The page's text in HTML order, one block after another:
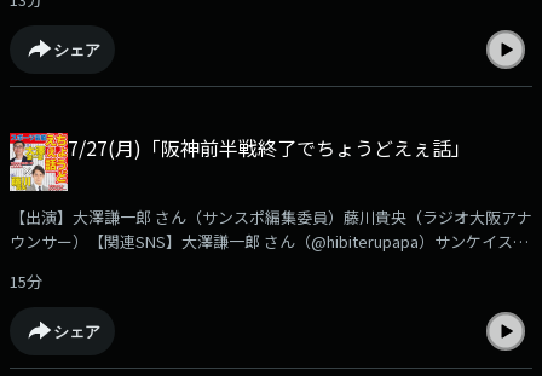
視点』中学校5校に1校以上が水泳を生徒に教えていないことが分かりまし
た。教えない理由で最も多いは「暑さへの対応」しかし、生徒に水泳を教
えられないほかの理由とは？安本さんが語ります。
➡https://www.obc1314.co.jp/bangumi/chodo/安本さんへのご質問や、
では #ちょうどえぇラジオを付けて呟いて下さいね。
シェア
7/27(月)「阪神前半戦終了でちょうどえぇ話」
【出演】大澤謙一郎 さん（サンスポ編集委員）藤川貴央（ラジオ大阪アナ
ウンサー）【関連SNS】大澤謙一郎 さん（@hibiterupapa）サンケイスポ
えぇラジオ』番組公式（@chodo_obc）サンスポ編集委員 大澤謙一郎さ
んの『スポーツ芸能ちょうどえぇ話』プロ野球前半戦が終了阪神は巨人と
並んで50勝40敗で首位タイ甲子園での巨人３連戦を振り返りながら今後の
阪神について大澤さんが語ります。
15分
シェア